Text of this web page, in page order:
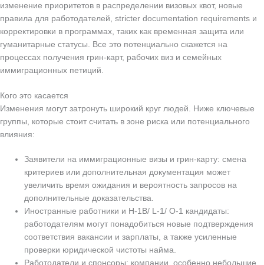
изменение приоритетов в распределении визовых квот, новые
правила для работодателей, stricter documentation requirements и
корректировки в программах, таких как временная защита или
гуманитарные статусы. Все это потенциально скажется на
процессах получения грин-карт, рабочих виз и семейных
иммиграционных петиций.
Кого это касается
Изменения могут затронуть широкий круг людей. Ниже ключевые
группы, которые стоит считать в зоне риска или потенциального
влияния:
Заявители на иммиграционные визы и грин-карту: смена
критериев или дополнительная документация может
увеличить время ожидания и вероятность запросов на
дополнительные доказательства.
Иностранные работники и H-1B/ L-1/ O-1 кандидаты:
работодателям могут понадобиться новые подтверждения
соответствия вакансии и зарплаты, а также усиленные
проверки юридической чистоты найма.
Работодатели и спонсоры: компании, особенно небольшие,